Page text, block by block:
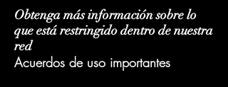
Obtenga más información sobre lo
que está restringido dentro de nuestra
red
Acuerdos de uso importantes